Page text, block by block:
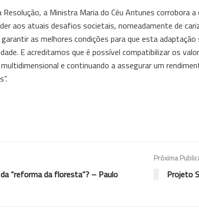
Resolução, a Ministra Maria do Céu Antunes corrobora
aos atuais desafios societais, nomeadamente de
as melhores condições para que esta
E acreditamos que é possível compatibilizar os
e continuando a assegurar um
“reforma da floresta”? – Paulo
Próxima
Projeto